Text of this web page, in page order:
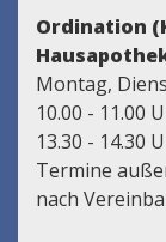
Ordination
Montag,
10.00 - 11.00
13.30 - 14.30
Termine
nach